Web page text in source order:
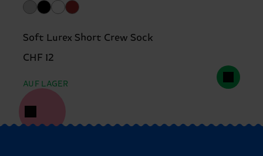
Soft Lurex Short Crew Sock
CHF 12
AUF LAGER